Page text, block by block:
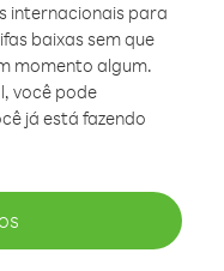
internacionais para
baixas sem que
momento algum.
você pode
já está fazendo